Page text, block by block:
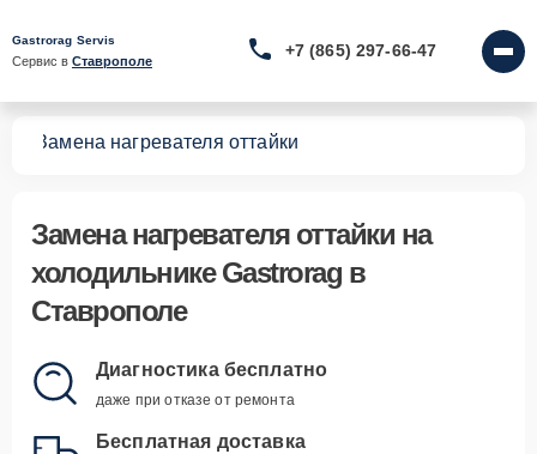
Gastrorag Servis
Сервис в Ставрополе
+7 (865) 297-66-47
Замена нагревателя оттайки
Замена нагревателя оттайки на
холодильнике Gastrorag в
Ставрополе
Диагностика бесплатно
даже при отказе от ремонта
Бесплатная доставка